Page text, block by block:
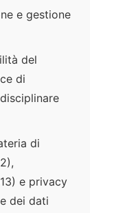
e gestione
del
di
di
e privacy
dei dati